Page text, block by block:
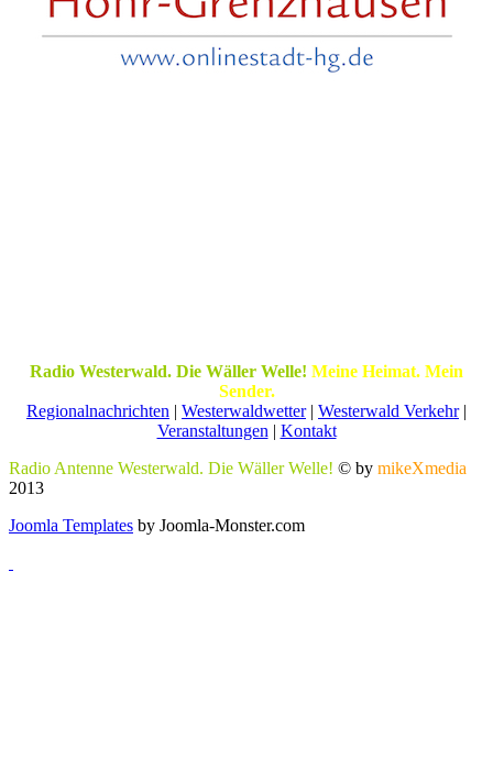
Radio Westerwald. Die Wäller Welle! Meine Heimat. Mein
Sender.
Regionalnachrichten | Westerwaldwetter| Westerwald Verkehr|
Veranstaltungen | Kontakt
Radio Antenne Westerwald. Die Wäller Welle! © by mikeXmedia
2013
Joomla Templates by Joomla-Monster.com